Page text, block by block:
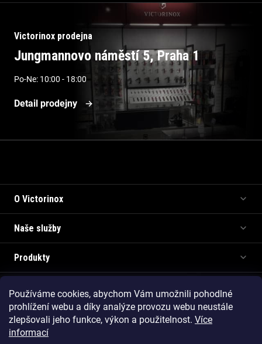
Používáme cookies, abychom Vám umožnili pohodlné
prohlížení webu a díky analýze provozu webu neustále
zlepšovali jeho funkce, výkon a použitelnost. Více
informací
Victorinox prodejna
Jungmannovo náměstí 5, Praha 1
Po-Ne: 10:00 - 18:00
Detail prodejny
O Victorinox
Naše služby
Produkty
Vytvořil Shoptet Premium
Copyright 2026 Victorinox.cz . Všechna práva vyhrazena.